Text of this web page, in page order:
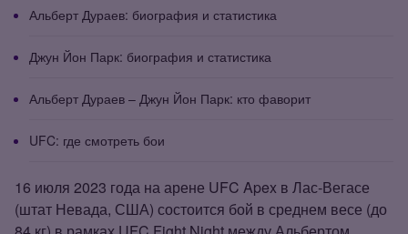
Альберт Дураев: биография и статистика
Джун Йон Парк: биография и статистика
Альберт Дураев – Джун Йон Парк: кто фаворит
UFC: где смотреть бои
16 июля 2023 года на арене UFC Apex в Лас‑Вегасе
(штат Невада, США) состоится бой в среднем весе (до